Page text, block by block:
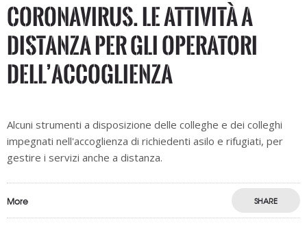
CORONAVIRUS. Le attività a
distanza per gli operatori
dell’accoglienza
Alcuni strumenti a disposizione delle colleghe e dei colleghi
impegnati nell'accoglienza di richiedenti asilo e rifugiati, per
gestire i servizi anche a distanza.
More SHARE